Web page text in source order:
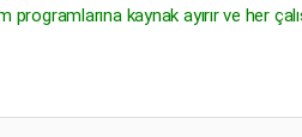
programlarına kaynak ayırır ve her